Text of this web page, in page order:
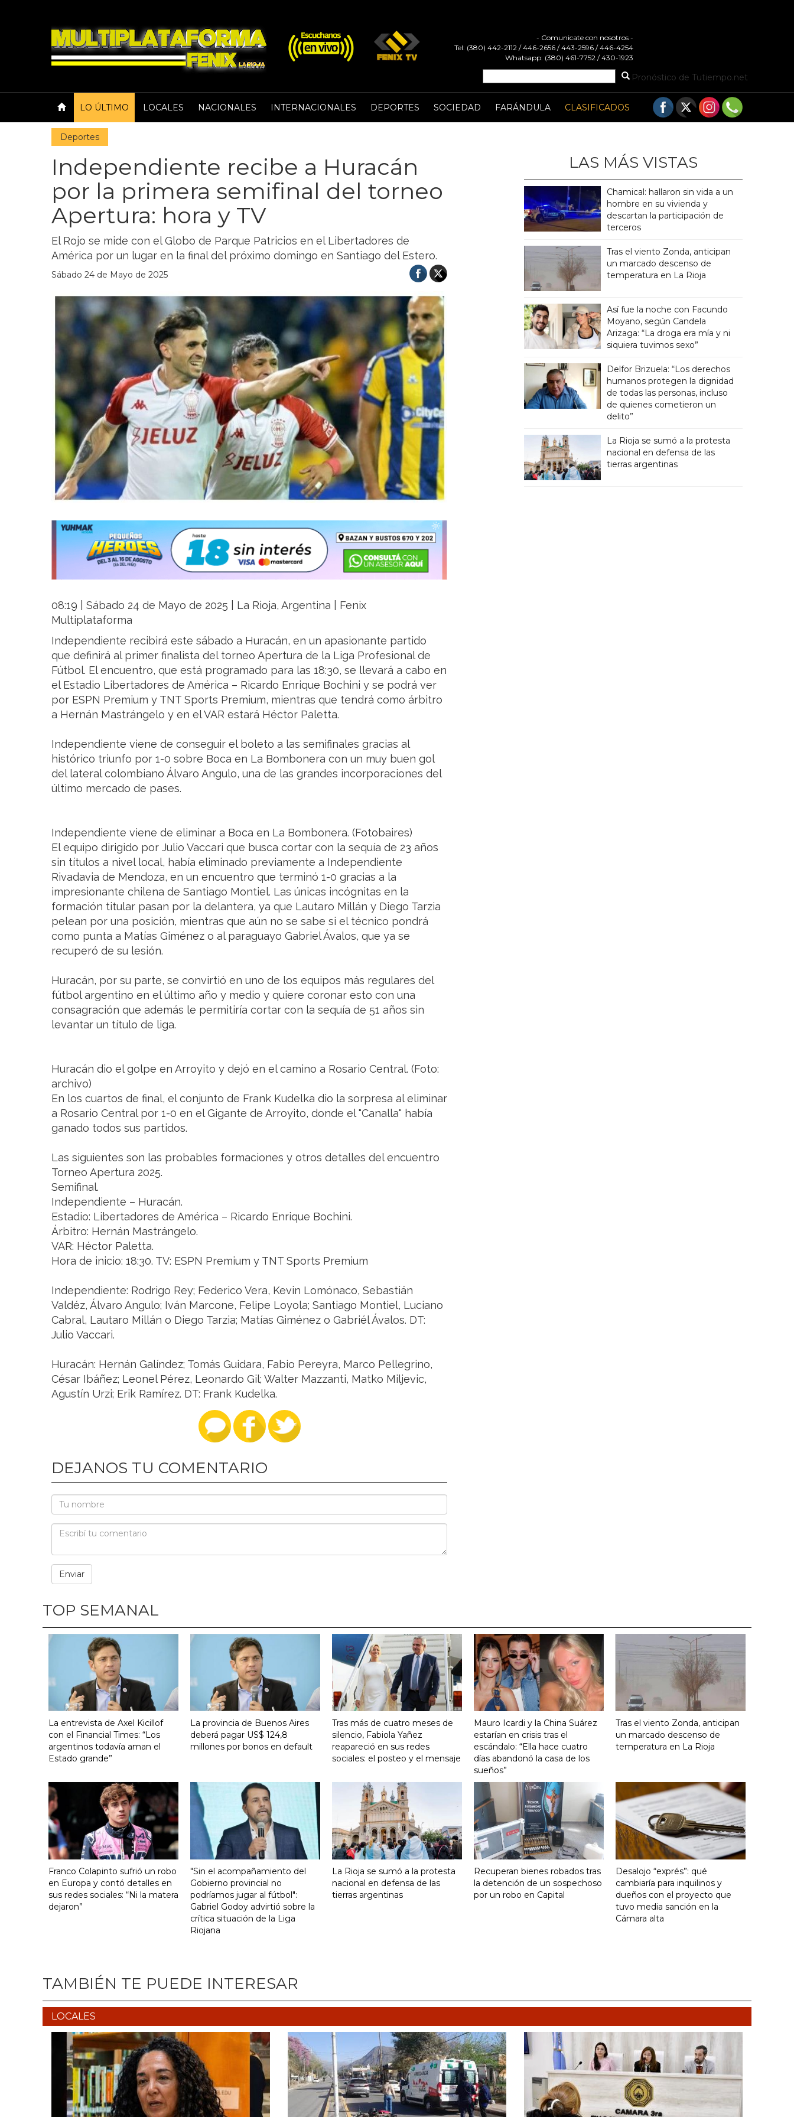
- Comunicate con nosotros -
Tel: (380) 442-2112 / 446-2656 / 443-2596 / 446-4254
Whatsapp: (380) 461-7752 / 430-1923
Pronóstico de Tutiempo.net
LO ÚLTIMO LOCALES NACIONALES INTERNACIONALES DEPORTES SOCIEDAD FARÁNDULA CLASIFICADOS
Deportes
Independiente recibe a Huracán
por la primera semifinal del torneo
Apertura: hora y TV
El Rojo se mide con el Globo de Parque Patricios en el Libertadores de
América por un lugar en la final del próximo domingo en Santiago del Estero.
Sábado 24 de Mayo de 2025
08:19 | Sábado 24 de Mayo de 2025 | La Rioja, Argentina | Fenix
Multiplataforma
Independiente recibirá este sábado a Huracán, en un apasionante partido
que definirá al primer finalista del torneo Apertura de la Liga Profesional de
Fútbol. El encuentro, que está programado para las 18:30, se llevará a cabo en
el Estadio Libertadores de América – Ricardo Enrique Bochini y se podrá ver
por ESPN Premium y TNT Sports Premium, mientras que tendrá como árbitro
a Hernán Mastrángelo y en el VAR estará Héctor Paletta.
Independiente viene de conseguir el boleto a las semifinales gracias al
histórico triunfo por 1-0 sobre Boca en La Bombonera con un muy buen gol
del lateral colombiano Álvaro Angulo, una de las grandes incorporaciones del
último mercado de pases.
Independiente viene de eliminar a Boca en La Bombonera. (Fotobaires)
El equipo dirigido por Julio Vaccari que busca cortar con la sequía de 23 años
sin títulos a nivel local, había eliminado previamente a Independiente
Rivadavia de Mendoza, en un encuentro que terminó 1-0 gracias a la
impresionante chilena de Santiago Montiel. Las únicas incógnitas en la
formación titular pasan por la delantera, ya que Lautaro Millán y Diego Tarzia
pelean por una posición, mientras que aún no se sabe si el técnico pondrá
como punta a Matías Giménez o al paraguayo Gabriel Ávalos, que ya se
recuperó de su lesión.
Huracán, por su parte, se convirtió en uno de los equipos más regulares del
fútbol argentino en el último año y medio y quiere coronar esto con una
consagración que además le permitiría cortar con la sequía de 51 años sin
levantar un título de liga.
Huracán dio el golpe en Arroyito y dejó en el camino a Rosario Central. (Foto:
archivo)
En los cuartos de final, el conjunto de Frank Kudelka dio la sorpresa al eliminar
a Rosario Central por 1-0 en el Gigante de Arroyito, donde el "Canalla" había
ganado todos sus partidos.
Las siguientes son las probables formaciones y otros detalles del encuentro
Torneo Apertura 2025.
Semifinal.
Independiente – Huracán.
Estadio: Libertadores de América – Ricardo Enrique Bochini.
Árbitro: Hernán Mastrángelo.
VAR: Héctor Paletta.
Hora de inicio: 18:30. TV: ESPN Premium y TNT Sports Premium
Independiente: Rodrigo Rey; Federico Vera, Kevin Lomónaco, Sebastián
Valdéz, Álvaro Angulo; Iván Marcone, Felipe Loyola; Santiago Montiel, Luciano
Cabral, Lautaro Millán o Diego Tarzia; Matías Giménez o Gabriél Ávalos. DT:
Julio Vaccari.
Huracán: Hernán Galíndez; Tomás Guidara, Fabio Pereyra, Marco Pellegrino,
César Ibáñez; Leonel Pérez, Leonardo Gil; Walter Mazzanti, Matko Miljevic,
Agustín Urzi; Erik Ramírez. DT: Frank Kudelka.
DEJANOS TU COMENTARIO
LAS MÁS VISTAS
Chamical: hallaron sin vida a un
hombre en su vivienda y
descartan la participación de
terceros
Tras el viento Zonda, anticipan
un marcado descenso de
temperatura en La Rioja
Así fue la noche con Facundo
Moyano, según Candela
Arizaga: “La droga era mía y ni
siquiera tuvimos sexo”
Delfor Brizuela: “Los derechos
humanos protegen la dignidad
de todas las personas, incluso
de quienes cometieron un
delito”
La Rioja se sumó a la protesta
nacional en defensa de las
tierras argentinas
TOP SEMANAL
La entrevista de Axel Kicillof
con el Financial Times: “Los
argentinos todavía aman el
Estado grande”
La provincia de Buenos Aires
deberá pagar US$ 124,8
millones por bonos en default
Tras más de cuatro meses de
silencio, Fabiola Yañez
reapareció en sus redes
sociales: el posteo y el mensaje
Mauro Icardi y la China Suárez
estarían en crisis tras el
escándalo: “Ella hace cuatro
días abandonó la casa de los
sueños”
Tras el viento Zonda, anticipan
un marcado descenso de
temperatura en La Rioja
Franco Colapinto sufrió un robo
en Europa y contó detalles en
sus redes sociales: “Ni la matera
dejaron”
"Sin el acompañamiento del
Gobierno provincial no
podríamos jugar al fútbol":
Gabriel Godoy advirtió sobre la
crítica situación de la Liga
Riojana
La Rioja se sumó a la protesta
nacional en defensa de las
tierras argentinas
Recuperan bienes robados tras
la detención de un sospechoso
por un robo en Capital
Desalojo “exprés”: qué
cambiaría para inquilinos y
dueños con el proyecto que
tuvo media sanción en la
Cámara alta
TAMBIÉN TE PUEDE INTERESAR
LOCALES